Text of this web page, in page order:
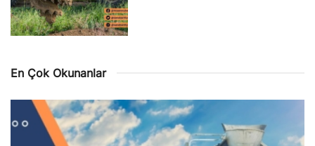
En Çok Okunanlar